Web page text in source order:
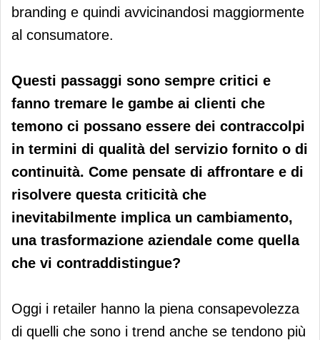
branding e quindi avvicinandosi maggiormente
al consumatore.
Questi passaggi sono sempre critici e
fanno tremare le gambe ai clienti che
temono ci possano essere dei contraccolpi
in termini di qualità del servizio fornito o di
continuità. Come pensate di affrontare e di
risolvere questa criticità che
inevitabilmente implica un cambiamento,
una trasformazione aziendale come quella
che vi contraddistingue?
Oggi i retailer hanno la piena consapevolezza
di quelli che sono i trend anche se tendono più